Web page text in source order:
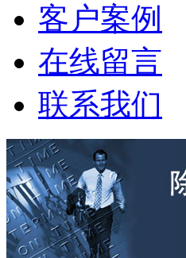
客户案例
在线留言
联系我们